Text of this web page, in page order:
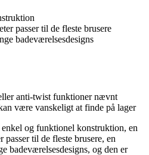
passer til de fleste brusere
badeværelsesdesigns
anti-twist funktioner nævnt
være vanskeligt at finde på lager
og funktionel konstruktion, en
passer til de fleste brusere, en
badeværelsesdesigns, og den er